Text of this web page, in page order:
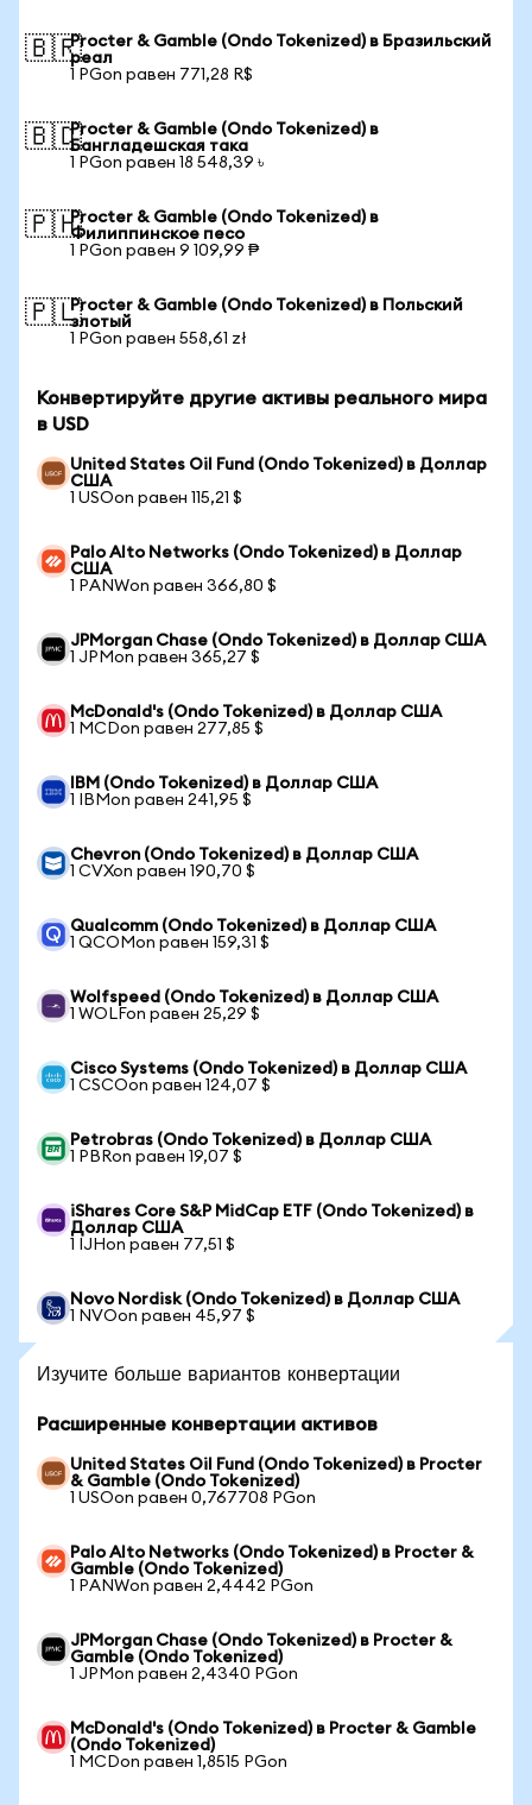
🇧🇷Procter & Gamble (Ondo Tokenized) в Бразильский
реал
1 PGon равен 771,28 R$
🇧🇩Procter & Gamble (Ondo Tokenized) в
Бангладешская така
1 PGon равен 18 548,39 ৳
🇵🇭Procter & Gamble (Ondo Tokenized) в
Филиппинское песо
1 PGon равен 9 109,99 ₱
🇵🇱Procter & Gamble (Ondo Tokenized) в Польский
злотый
1 PGon равен 558,61 zł
Конвертируйте другие активы реального мира
в USD
United States Oil Fund (Ondo Tokenized) в Доллар
США
1 USOon равен 115,21 $
Palo Alto Networks (Ondo Tokenized) в Доллар
США
1 PANWon равен 366,80 $
JPMorgan Chase (Ondo Tokenized) в Доллар США
1 JPMon равен 365,27 $
McDonald's (Ondo Tokenized) в Доллар США
1 MCDon равен 277,85 $
IBM (Ondo Tokenized) в Доллар США
1 IBMon равен 241,95 $
Chevron (Ondo Tokenized) в Доллар США
1 CVXon равен 190,70 $
Qualcomm (Ondo Tokenized) в Доллар США
1 QCOMon равен 159,31 $
Wolfspeed (Ondo Tokenized) в Доллар США
1 WOLFon равен 25,29 $
Cisco Systems (Ondo Tokenized) в Доллар США
1 CSCOon равен 124,07 $
Petrobras (Ondo Tokenized) в Доллар США
1 PBRon равен 19,07 $
iShares Core S&P MidCap ETF (Ondo Tokenized) в
Доллар США
1 IJHon равен 77,51 $
Novo Nordisk (Ondo Tokenized) в Доллар США
1 NVOon равен 45,97 $
Изучите больше вариантов конвертации
Расширенные конвертации активов
United States Oil Fund (Ondo Tokenized) в Procter
& Gamble (Ondo Tokenized)
1 USOon равен 0,767708 PGon
Palo Alto Networks (Ondo Tokenized) в Procter &
Gamble (Ondo Tokenized)
1 PANWon равен 2,4442 PGon
JPMorgan Chase (Ondo Tokenized) в Procter &
Gamble (Ondo Tokenized)
1 JPMon равен 2,4340 PGon
McDonald's (Ondo Tokenized) в Procter & Gamble
(Ondo Tokenized)
1 MCDon равен 1,8515 PGon